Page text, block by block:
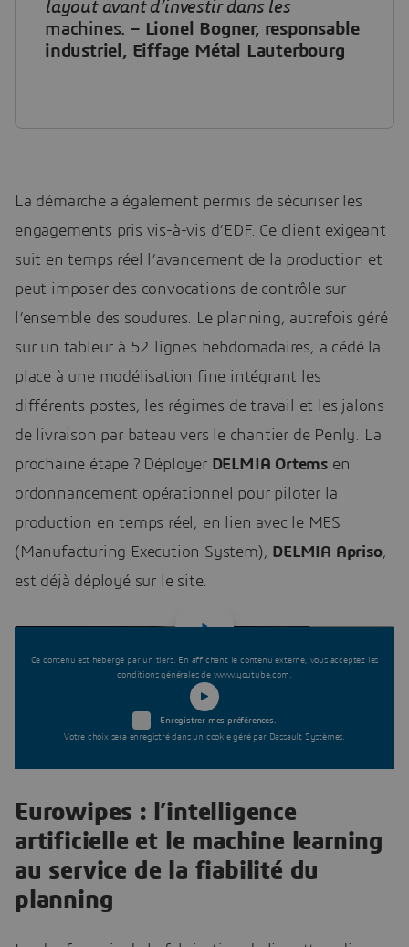
layout avant d’investir dans les
machines. – Lionel Bogner, responsable
industriel, Eiffage Métal Lauterbourg
La démarche a également permis de sécuriser les
engagements pris vis-à-vis d’EDF. Ce client exigeant
suit en temps réel l’avancement de la production et
peut imposer des convocations de contrôle sur
l’ensemble des soudures. Le planning, autrefois géré
sur un tableur à 52 lignes hebdomadaires, a cédé la
place à une modélisation fine intégrant les
différents postes, les régimes de travail et les jalons
de livraison par bateau vers le chantier de Penly. La
prochaine étape ? Déployer DELMIA Ortems en
ordonnancement opérationnel pour piloter la
production en temps réel, en lien avec le MES
(Manufacturing Execution System), DELMIA Apriso,
est déjà déployé sur le site.
Ce contenu est hébergé par un tiers. En affichant le contenu externe, vous acceptez les
conditions générales de www.youtube.com.
Enregistrer mes préférences.
Votre choix sera enregistré dans un cookie géré par Dassault Systèmes.
Eurowipes : l’intelligence
artificielle et le machine learning
au service de la fiabilité du
planning